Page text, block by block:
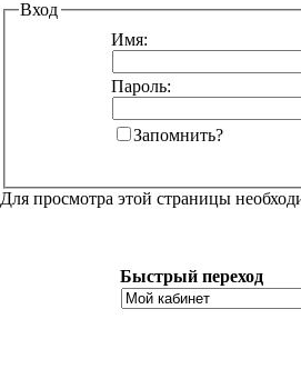
Вход
Имя:
Пароль:
Запомнить?
Для просмотра этой страницы
Быстрый переход